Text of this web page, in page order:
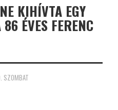
KIHÍVTA EGY
ÉVES FERENC
SZOMBAT